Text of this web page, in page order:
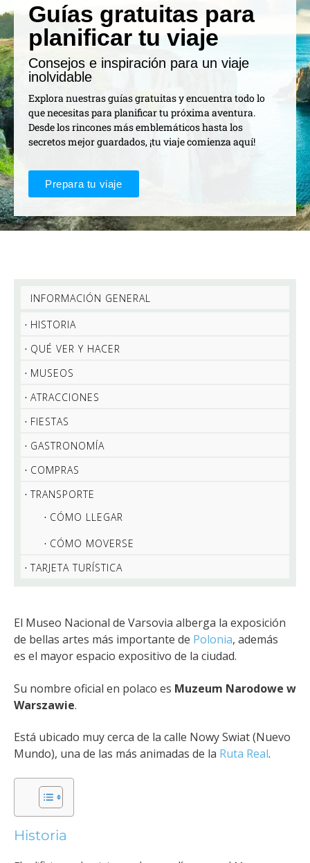
Guías gratuitas para
planificar tu viaje
Consejos e inspiración para un viaje
inolvidable
Explora nuestras guías gratuitas y encuentra todo lo
que necesitas para planificar tu próxima aventura.
Desde los rincones más emblemáticos hasta los
secretos mejor guardados, ¡tu viaje comienza aquí!
Prepara tu viaje
INFORMACIÓN GENERAL
HISTORIA
QUÉ VER Y HACER
MUSEOS
ATRACCIONES
FIESTAS
GASTRONOMÍA
COMPRAS
TRANSPORTE
CÓMO LLEGAR
CÓMO MOVERSE
TARJETA TURÍSTICA
El Museo Nacional de Varsovia alberga la exposición
de bellas artes más importante de Polonia, además
es el mayor espacio expositivo de la ciudad.
Su nombre oficial en polaco es Muzeum Narodowe w
Warszawie.
Está ubicado muy cerca de la calle Nowy Swiat (Nuevo
Mundo), una de las más animadas de la Ruta Real.
Historia